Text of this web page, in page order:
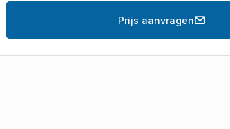
Prijs aanvragen